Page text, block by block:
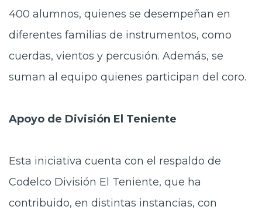
400 alumnos, quienes se desempeñan en
diferentes familias de instrumentos, como
cuerdas, vientos y percusión. Además, se
suman al equipo quienes participan del coro.
Apoyo de División El Teniente
Esta iniciativa cuenta con el respaldo de
Codelco División El Teniente, que ha
contribuido, en distintas instancias, con